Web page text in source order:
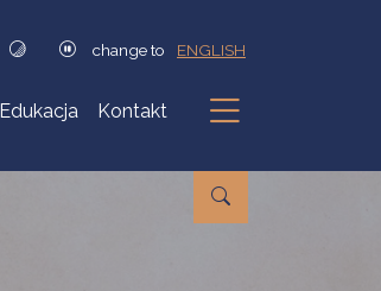
change to ENGLISH
Edukacja Kontakt
Podmenu